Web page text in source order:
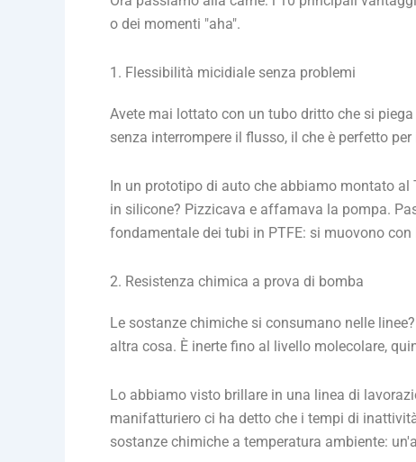
o dei momenti "aha".
1. Flessibilità micidiale senza problemi
Avete mai lottato con un tubo dritto che si
senza interrompere il flusso, il che è perfetto
In un prototipo di auto che abbiamo montato
in silicone? Pizzicava e affamava la pompa.
fondamentale dei tubi in PTFE: si muovono
2. Resistenza chimica a prova di bomba
Le sostanze chimiche si consumano nelle
altra cosa. È inerte fino al livello molecolare,
Lo abbiamo visto brillare in una linea di
manifatturiero ci ha detto che i tempi di
sostanze chimiche a temperatura ambiente: